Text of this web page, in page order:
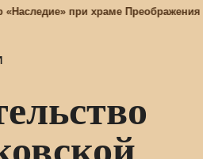
«Наследие» при храме